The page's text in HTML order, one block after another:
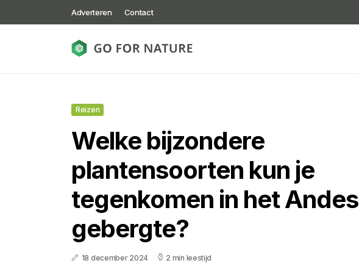
Adverteren Contact
Reizen
Welke bijzondere
plantensoorten kun je
tegenkomen in het Andes
gebergte?
18 december 2024 2 min leestijd